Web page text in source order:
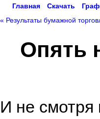
Главная Скачать
« Результаты бумажной
Опять
И не смотря